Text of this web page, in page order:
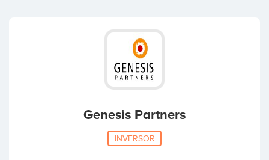
Genesis Partners
INVERSOR